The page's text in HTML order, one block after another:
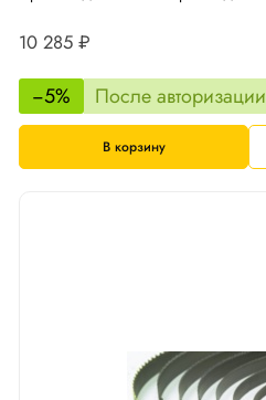
10 285 ₽
−5% После авторизации
В корзину